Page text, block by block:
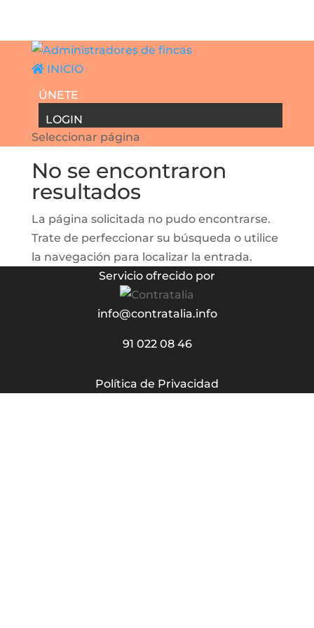
INICIO
ÚNETE
LOGIN
Seleccionar página
No se encontraron
resultados
La página solicitada no pudo encontrarse.
Trate de perfeccionar su búsqueda o utilice
la navegación para localizar la entrada.
Servicio ofrecido por
info@contratalia.info
91 022 08 46
Política de Privacidad